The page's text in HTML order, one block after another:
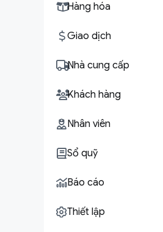
Hàng hóa
Giao dịch
Nhà cung cấp
Khách hàng
Nhân viên
Sổ quỹ
Báo cáo
Thiết lập